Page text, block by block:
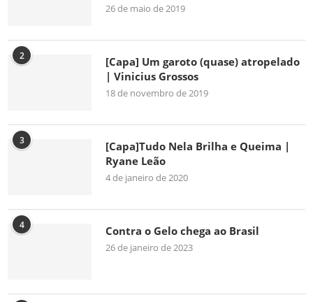
26 de maio de 2019
2
[Capa] Um garoto (quase) atropelado
| Vinicius Grossos
18 de novembro de 2019
3
[Capa]Tudo Nela Brilha e Queima |
Ryane Leão
4 de janeiro de 2020
4 Contra o Gelo chega ao Brasil
26 de janeiro de 2023